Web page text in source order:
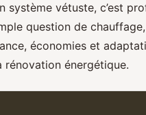
système vétuste, c’est
question de chauffage,
économies et
rénovation énergétique.